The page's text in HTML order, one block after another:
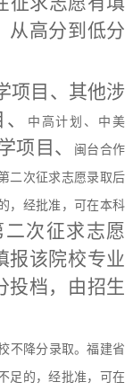
从高分到低分
项目、其他涉
中高计划、中美
项目、 闽台合作
二次征求志愿录取后
，经批准，可在本科
次征求志愿
报该院校专业
投档，由招生
不降分录取。福建省
足的，经批准，可在